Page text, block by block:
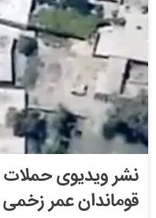
نشر ویدیوی
قوماندان عمر